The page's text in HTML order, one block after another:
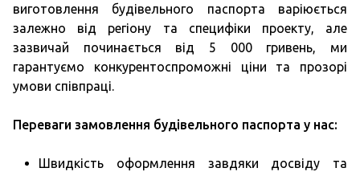
виготовлення будівельного паспорта варіюється
залежно від регіону та специфіки проекту, але
зазвичай починається від 5 000 гривень, ми
гарантуємо конкурентоспроможні ціни та прозорі
умови співпраці.
Переваги замовлення будівельного паспорта у нас:
Швидкість оформлення завдяки досвіду та